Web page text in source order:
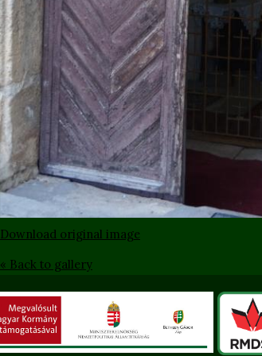
Download original image
« Back to gallery